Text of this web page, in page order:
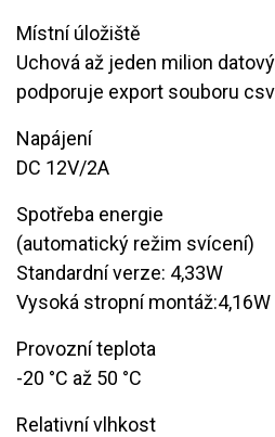
Místní úložiště
Uchová až jeden milion
podporuje export souboru csv
Napájení
​ DC 12V/2A
Spotřeba energie
(automatický režim svícení)
Standardní verze: 4,33W
Vysoká stropní montáž:4,16W
Provozní teplota
​-20 °C až 50 °C
Relativní vlhkost